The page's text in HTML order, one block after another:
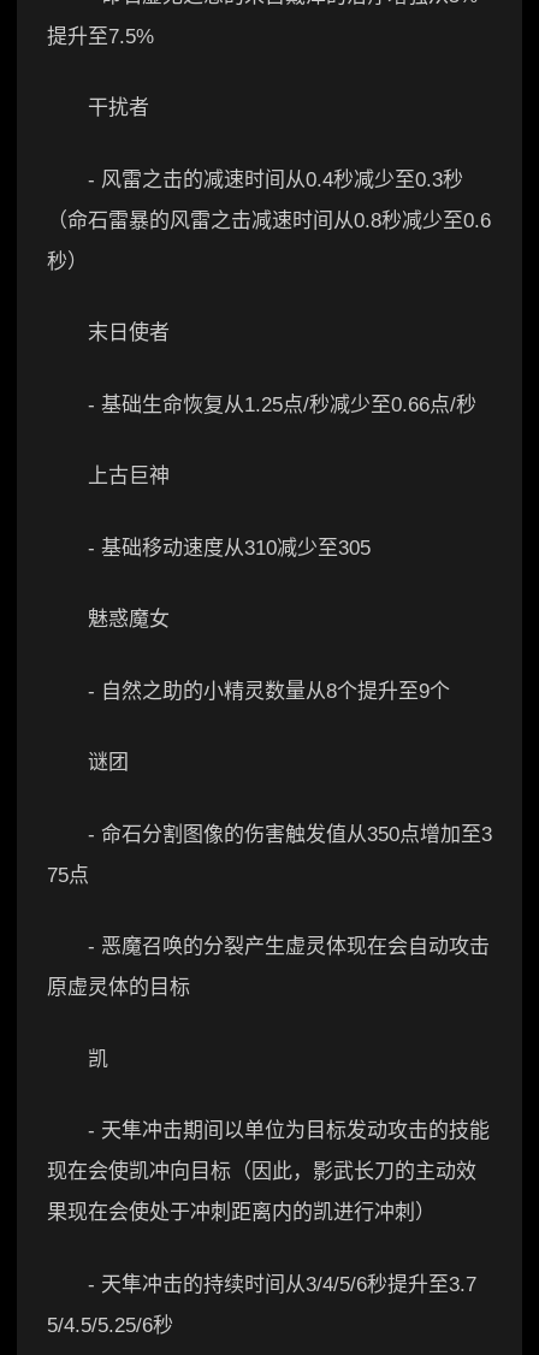
提升至7.5%
干扰者
- 风雷之击的减速时间从0.4秒减少至0.3秒
（命石雷暴的风雷之击减速时间从0.8秒减少至0.6
秒）
末日使者
- 基础生命恢复从1.25点/秒减少至0.66点/秒
上古巨神
- 基础移动速度从310减少至305
魅惑魔女
- 自然之助的小精灵数量从8个提升至9个
谜团
- 命石分割图像的伤害触发值从350点增加至3
75点
- 恶魔召唤的分裂产生虚灵体现在会自动攻击
原虚灵体的目标
凯
- 天隼冲击期间以单位为目标发动攻击的技能
现在会使凯冲向目标（因此，影武长刀的主动效
果现在会使处于冲刺距离内的凯进行冲刺）
- 天隼冲击的持续时间从3/4/5/6秒提升至3.7
5/4.5/5.25/6秒